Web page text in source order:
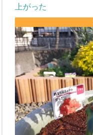
上がった